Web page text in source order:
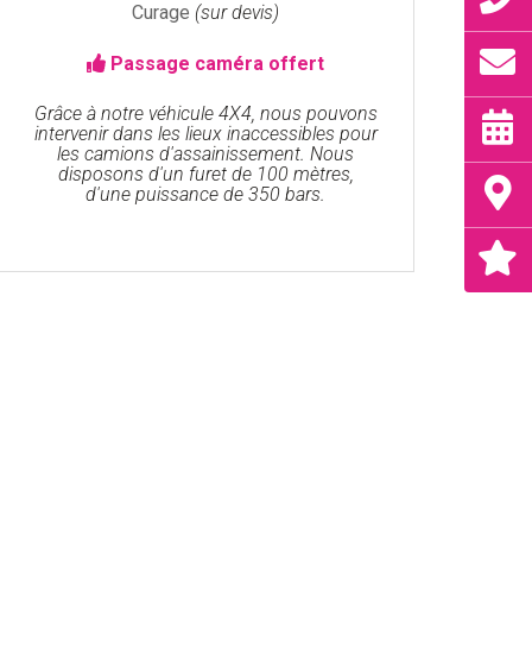
Curage (sur devis)
Passage caméra offert
Grâce à notre véhicule 4X4, nous pouvons
intervenir dans les lieux inaccessibles pour
les camions d'assainissement. Nous
disposons d'un furet de 100 mètres,
d'une puissance de 350 bars.